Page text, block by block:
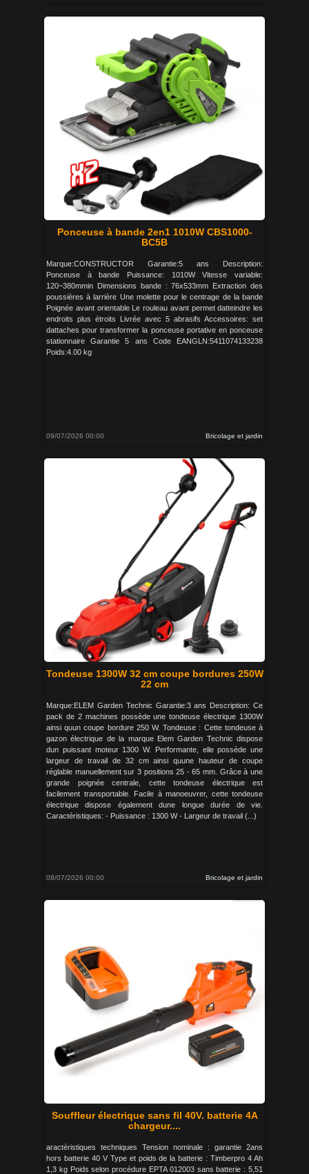
Ponceuse à bande 2en1 1010W CBS1000-
BC5B
Marque:CONSTRUCTOR Garantie:5 ans Description:
Ponceuse à bande Puissance: 1010W Vitesse variable:
120~380mmin Dimensions bande : 76x533mm Extraction des
poussières à larrière Une molette pour le centrage de la bande
Poignée avant orientable Le rouleau avant permet datteindre les
endroits plus étroits Livrée avec 5 abrasifs Accessoires: set
dattaches pour transformer la ponceuse portative en ponceuse
stationnaire Garantie 5 ans Code EANGLN:5411074133238
Poids:4.00 kg
09/07/2026 00:00 Bricolage et jardin
Tondeuse 1300W 32 cm coupe bordures 250W
22 cm
Marque:ELEM Garden Technic Garantie:3 ans Description: Ce
pack de 2 machines possède une tondeuse électrique 1300W
ainsi quun coupe bordure 250 W. Tondeuse : Cette tondeuse à
gazon électrique de la marque Elem Garden Technic dispose
dun puissant moteur 1300 W. Performante, elle possède une
largeur de travail de 32 cm ainsi quune hauteur de coupe
réglable manuellement sur 3 positions 25 - 65 mm. Grâce à une
grande poignée centrale, cette tondeuse électrique est
facilement transportable. Facile à manoeuvrer, cette tondeuse
électrique dispose également dune longue durée de vie.
Caractéristiques: - Puissance : 1300 W - Largeur de travail (...)
08/07/2026 00:00 Bricolage et jardin
Souffleur électrique sans fil 40V. batterie 4A
chargeur....
aractéristiques techniques Tension nominale : garantie 2ans
hors batterie 40 V Type et poids de la batterie : Timberpro 4 Ah
1,3 kg Poids selon procédure EPTA 012003 sans batterie : 5,51